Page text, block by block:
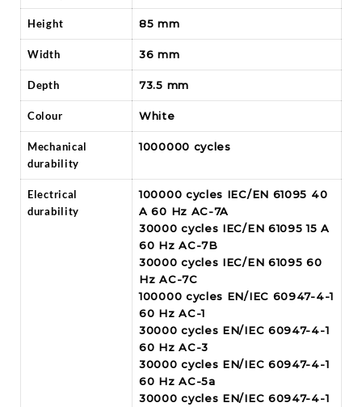
Height 85 mm
Width 36 mm
Depth 73.5 mm
Colour White
Mechanical
durability
1000000 cycles
Electrical
durability
100000 cycles IEC/EN 61095 40
A 60 Hz AC-7A
30000 cycles IEC/EN 61095 15 A
60 Hz AC-7B
30000 cycles IEC/EN 61095 60
Hz AC-7C
100000 cycles EN/IEC 60947-4-1
60 Hz AC-1
30000 cycles EN/IEC 60947-4-1
60 Hz AC-3
30000 cycles EN/IEC 60947-4-1
60 Hz AC-5a
30000 cycles EN/IEC 60947-4-1